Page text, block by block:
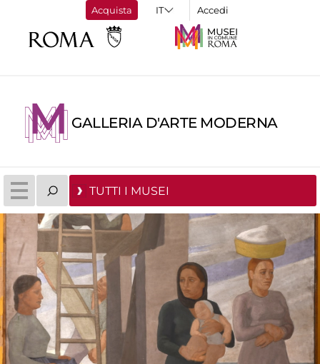
Acquista Accedi
GALLERIA D'ARTE MODERNA
TUTTI I MUSEI